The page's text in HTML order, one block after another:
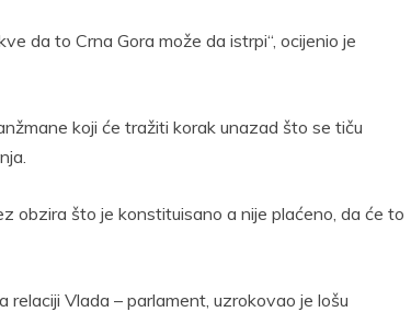
da to Crna Gora može da istrpi“, ocijenio je
koji će tražiti korak unazad što se tiču
obzira što je konstituisano a nije plaćeno, da će to
relaciji Vlada – parlament, uzrokovao je lošu